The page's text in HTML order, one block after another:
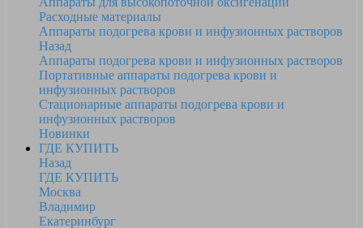
Расходные материалы
Аппараты подогрева крови и инфузионных растворов
Назад
Аппараты подогрева крови и инфузионных растворов
Портативные аппараты подогрева крови и
инфузионных растворов
Стационарные аппараты подогрева крови и
инфузионных растворов
Новинки
ГДЕ КУПИТЬ
Назад
ГДЕ КУПИТЬ
Москва
Владимир
Екатеринбург